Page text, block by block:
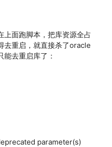
上面跑脚本，把库资源全占
去重启，就直接杀了oracle
能去重启库了：
parameter(s)